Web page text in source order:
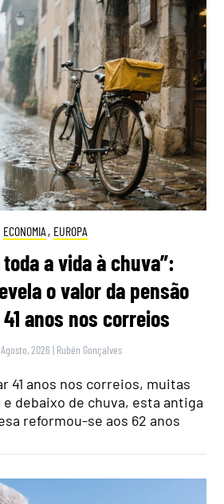
ECONOMIA , EUROPA
a vida à chuva”:
o valor da pensão
anos nos correios
2026 | Rubén Gonçalves
41 anos nos correios, muitas
debaixo de chuva, esta antiga
reformou-se aos 62 anos